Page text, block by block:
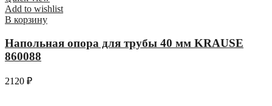
Add to wishlist
В корзину
Напольная опора для трубы 40 мм KRAUSE
860088
2120 ₽